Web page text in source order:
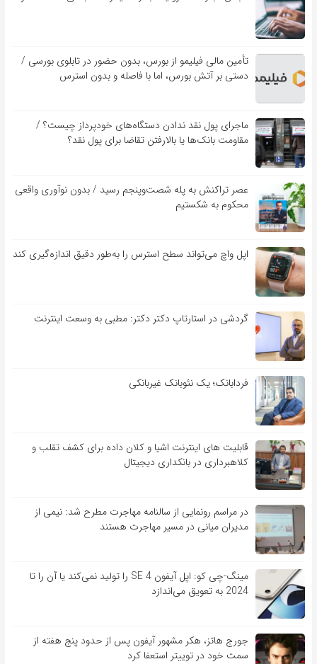
تأمین مالی فیلیمو از بورس، بدون حضور در تابلوی بورسی /
دستی بر آتش بورس، اما با فاصله و بدون استرس
ماجرای پول نقد ندادن دستگاه‌های خودپرداز چیست؟ /
مقاومت بانک‌ها یا بالارفتن تقاضا برای پول نقد؟
عصر تراکنش به پله شصت‌وپنجم رسید / بدون نوآوری واقعی
محکوم به شکستیم
اپل واچ می‌تواند سطح استرس را به‌طور دقیق اندازه‌گیری کند
گردشی در استارتاپ دکتر دکتر: مطبی به وسعت اینترنت
فردابانک؛ یک نئوبانک غیربانکی
قابلیت ‏های اینترنت اشیا و کلان‏ داده برای کشف تقلب و
کلاهبرداری در بانکداری دیجیتال
در مراسم رونمایی از سالنامه مهاجرت مطرح شد: نیمی از
مدیران میانی در مسیر مهاجرت هستند
مینگ-چی کو: اپل آیفون SE 4 را تولید نمی‌کند یا آن را تا
2024 به تعویق می‌اندازد
جورج هاتز، هکر مشهور آیفون پس از حدود پنج هفته از
سمت خود در توییتر استعفا کرد